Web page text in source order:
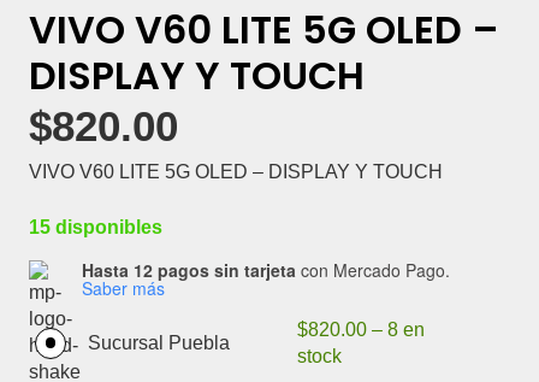
VIVO V60 LITE 5G OLED –
DISPLAY Y TOUCH
$820.00
VIVO V60 LITE 5G OLED – DISPLAY Y TOUCH
15 disponibles
Hasta 12 pagos sin tarjeta con Mercado Pago.
Saber más
Sucursal Puebla
$820.00– 8 en
stock